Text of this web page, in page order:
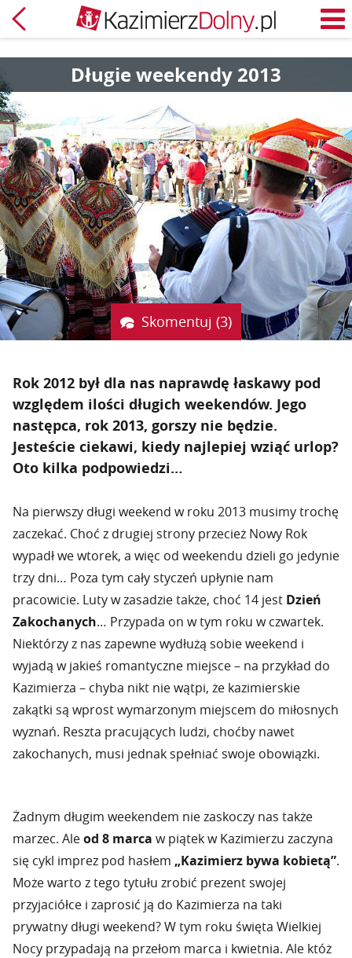
Powrót
Długie weekendy 2013
Skomentuj (3)
Rok 2012 był dla nas naprawdę łaskawy pod
względem ilości długich weekendów. Jego
następca, rok 2013, gorszy nie będzie.
Jesteście ciekawi, kiedy najlepiej wziąć urlop?
Oto kilka podpowiedzi…
Na pierwszy długi weekend w roku 2013 musimy trochę
zaczekać. Choć z drugiej strony przecież Nowy Rok
wypadł we wtorek, a więc od weekendu dzieli go jedynie
trzy dni… Poza tym cały styczeń upłynie nam
pracowicie. Luty w zasadzie także, choć 14 jest Dzień
Zakochanych… Przypada on w tym roku w czwartek.
Niektórzy z nas zapewne wydłużą sobie weekend i
wyjadą w jakieś romantyczne miejsce – na przykład do
Kazimierza – chyba nikt nie wątpi, że kazimierskie
zakątki są wprost wymarzonym miejscem do miłosnych
wyznań. Reszta pracujących ludzi, choćby nawet
zakochanych, musi jednak spełniać swoje obowiązki.
Żadnym długim weekendem nie zaskoczy nas także
marzec. Aleod 8 marca w piątek w Kazimierzu zaczyna
się cykl imprez pod hasłem „Kazimierz bywa kobietą”.
Może warto z tego tytułu zrobić prezent swojej
przyjaciółce i zaprosić ją do Kazimierza na taki
prywatny długi weekend? W tym roku święta Wielkiej
Nocy przypadają na przełom marca i kwietnia. Ale któż